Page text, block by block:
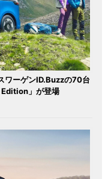
ワーゲンID.Buzzの70台
」が登場